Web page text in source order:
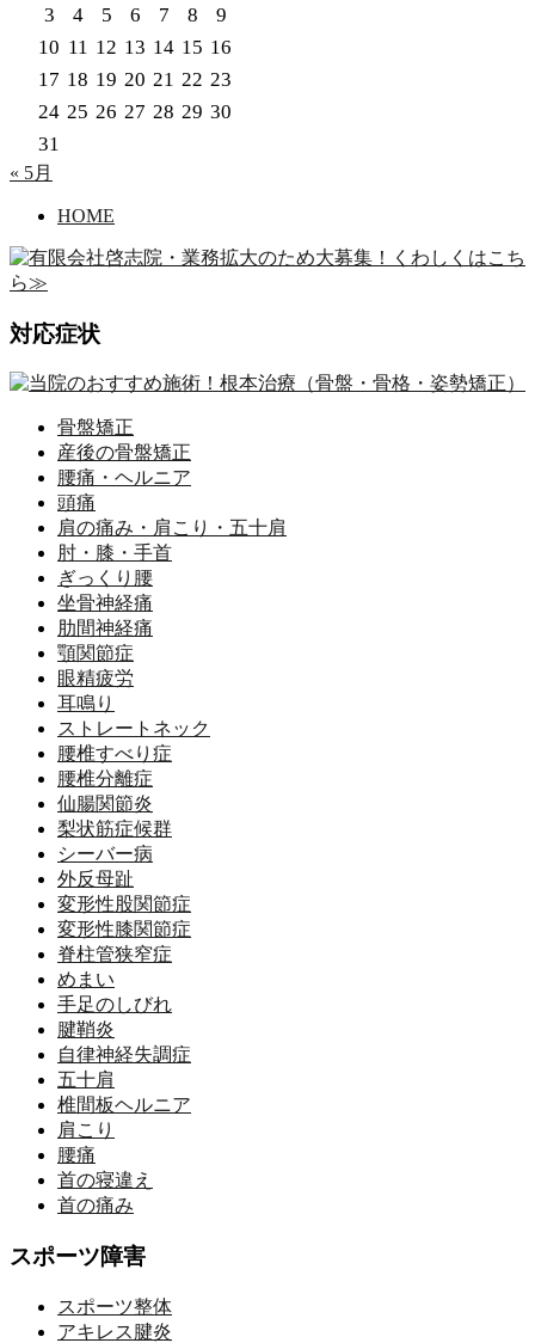
3
4 5 6 7 8
9
10 11 12 13 14 15 16
17 18 19 20 21 22 23
24 25 26 27 28 29 30
31
« 5月
HOME
対応症状
骨盤矯正
産後の骨盤矯正
腰痛・ヘルニア
頭痛
肩の痛み・肩こり・五十肩
肘・膝・手首
ぎっくり腰
坐骨神経痛
肋間神経痛
顎関節症
眼精疲労
耳鳴り
ストレートネック
腰椎すべり症
腰椎分離症
仙腸関節炎
梨状筋症候群
シーバー病
外反母趾
変形性股関節症
変形性膝関節症
脊柱管狭窄症
めまい
手足のしびれ
腱鞘炎
自律神経失調症
五十肩
椎間板ヘルニア
肩こり
腰痛
首の寝違え
首の痛み
スポーツ障害
スポーツ整体
アキレス腱炎